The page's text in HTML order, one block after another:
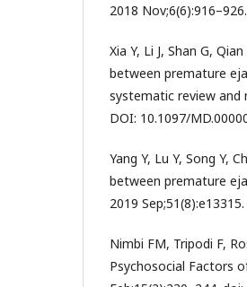
2018
Xia Y, Li J, Shan G,
between premature
systematic review and
DOI: 10.1097/
Yang Y, Lu Y, Song Y,
between premature
2019
Nimbi FM, Tripodi F,
Psychosocial Factors